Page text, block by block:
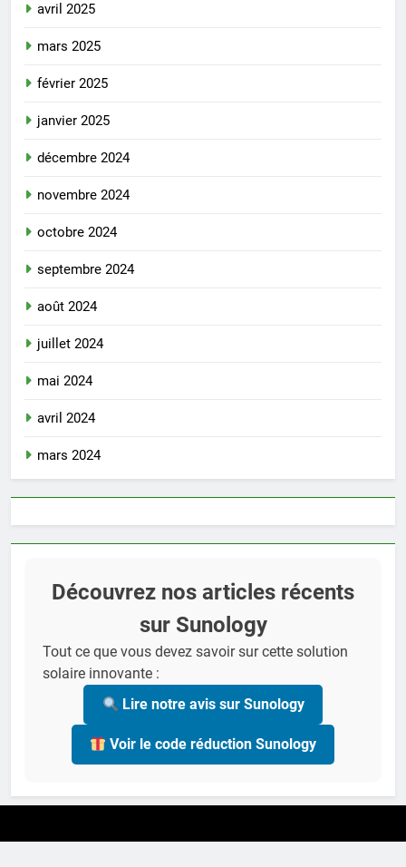
avril 2025
mars 2025
février 2025
janvier 2025
décembre 2024
novembre 2024
octobre 2024
septembre 2024
août 2024
juillet 2024
mai 2024
avril 2024
mars 2024
Découvrez nos articles récents
sur Sunology
Tout ce que vous devez savoir sur cette solution
solaire innovante :
Lire notre avis sur Sunology
Voir le code réduction Sunology